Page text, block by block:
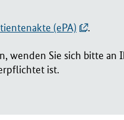
(ePA) .
wenden Sie sich bitte an
ist.